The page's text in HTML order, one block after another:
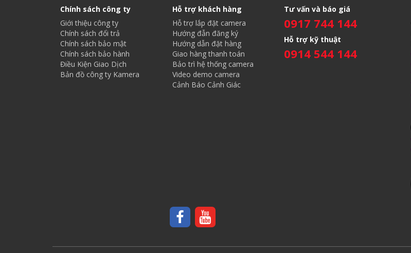
Chính sách công ty
Giới thiệu công ty
Chính sách đổi trả
Chính sách bảo mật
Chính sách bảo hành
Điều Kiện Giao Dịch
Bản đồ công ty Kamera
Hỗ trợ khách hàng
Hỗ trợ lắp đặt camera
Hướng đẫn đăng ký
Hướng dẫn đặt hàng
Giao hàng thanh toán
Bảo trì hệ thống camera
Video demo camera
Cảnh Báo Cảnh Giác
Tư vấn và báo giá
0917 744 144
Hỗ trợ kỹ thuật
0914 544 144